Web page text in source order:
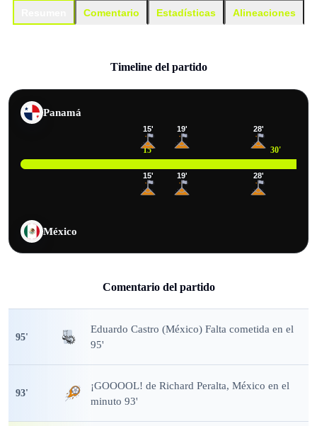
Comentario Estadísticas Alineaciones
Timeline del partido
Panamá
15' 30'
15'
15'
19'
19'
28'
28'
México
Comentario del partido
95'
Eduardo Castro (México) Falta cometida en el
95'
93'
¡GOOOOL! de Richard Peralta, México en el
minuto 93'